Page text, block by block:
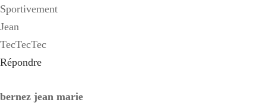
Sportivement
Jean
TecTecTec
Répondre
bernez jean marie